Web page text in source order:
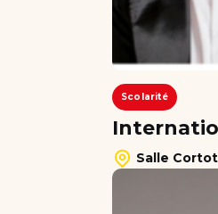
Scolarité
Salle Cortot